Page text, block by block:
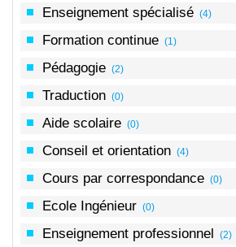
Enseignement spécialisé (4)
Formation continue (1)
Pédagogie (2)
Traduction (0)
Aide scolaire (0)
Conseil et orientation (4)
Cours par correspondance (0)
Ecole Ingénieur (0)
Enseignement professionnel (2)